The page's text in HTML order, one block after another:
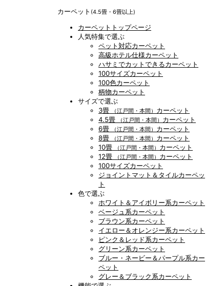
カーペット (4.5畳・6畳以上)
カーペットトップページ
人気特集で選ぶ
ペット対応カーペット
高級ホテル仕様カーペット
ハサミでカットできるカーペット
100サイズカーペット
100色カーペット
柄物カーペット
サイズで選ぶ
3畳
（江戸間・本間） カーペット
4.5畳
（江戸間・本間） カーペット
6畳
（江戸間・本間） カーペット
8畳
（江戸間・本間） カーペット
10畳
（江戸間・本間） カーペット
12畳
（江戸間・本間） カーペット
100サイズカーペット
ジョイントマット＆タイルカーペッ
ト
色で選ぶ
ホワイト＆アイボリー系カーペット
ベージュ系カーペット
ブラウン系カーペット
イエロー＆オレンジー系カーペット
ピンク＆レッド系カーペット
グリーン系カーペット
ブルー・ネービー＆パープル系カー
ペット
グレー＆ブラック系カーペット